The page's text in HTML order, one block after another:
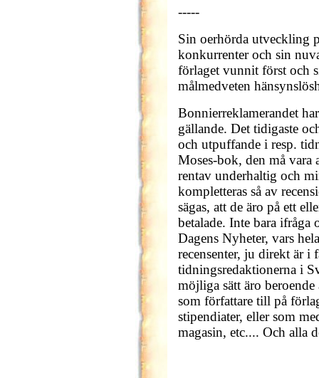
-----
Sin oerhörda utveckling
konkurrenter och sin
förlaget vunnit först och
målmedveten
Bonnierreklamerandet
gällande. Det tidigaste
och utpuffande i resp.
Moses-bok, den må vara
rentav underhaltig och
kompletteras så av
sägas, att de äro på ett
betalade. Inte bara
Dagens Nyheter, vars
recensenter, ju direkt är
tidningsredaktionerna i
möjliga sätt äro
som författare till på
stipendiater, eller som
magasin, etc.... Och alla